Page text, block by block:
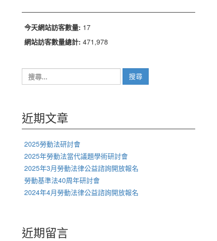
今天網站訪客數量: 17
網站訪客數量總計: 471,978
尋
字:
近期文章
2025勞動法研討會
2025年勞動法當代議題學術研討會
2025年3月勞動法律公益諮詢開放報名
勞動基準法40周年研討會
2024年4月勞動法律公益諮詢開放報名
近期留言